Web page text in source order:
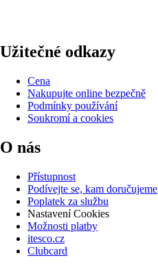
Užitečné odkazy
Cena
Nakupujte online bezpečně
Podmínky používání
Soukromí a cookies
O nás
Přístupnost
Podívejte se, kam doručujeme
Poplatek za službu
Nastavení Cookies
Možnosti platby
itesco.cz
Clubcard